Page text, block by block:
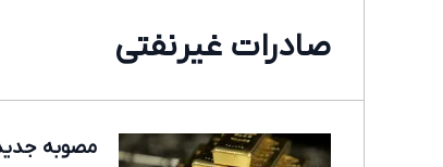
صادرات غیرنفتی
مصوبه جدید